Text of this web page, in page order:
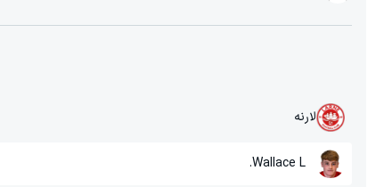
لارنه
Wallace L.